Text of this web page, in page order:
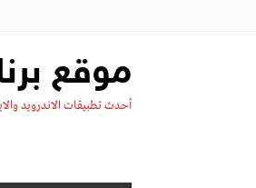
موقع
أحدث تطبيقات الاندرويد